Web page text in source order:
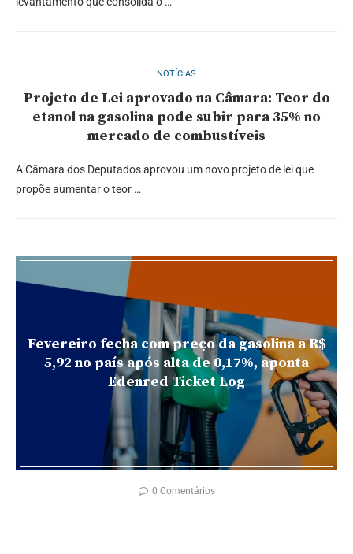
NOTÍCIAS
Projeto de Lei aprovado na Câmara: Teor do
etanol na gasolina pode subir para 35% no
mercado de combustíveis
A Câmara dos Deputados aprovou um novo projeto de lei que
propõe aumentar o teor …
Fevereiro fecha com preço da gasolina a R$
5,92 no país após alta de 0,17%, aponta
Edenred Ticket Log
0 Comentários